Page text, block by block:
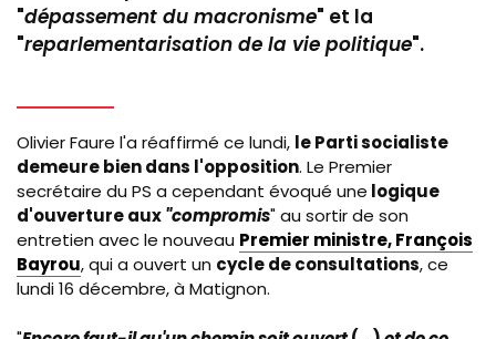
"dépassement du macronisme" et la
"reparlementarisation de la vie politique".
Olivier Faure l'a réaffirmé ce lundi, le Parti socialiste
demeure bien dans l'opposition. Le Premier
secrétaire du PS a cependant évoqué une logique
d'ouverture aux"compromis" au sortir de son
entretien avec le nouveau Premier ministre, François
Bayrou, qui a ouvert un cycle de consultations, ce
lundi 16 décembre, à Matignon.